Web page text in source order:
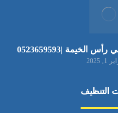
|0523659593
2025
التنظيف